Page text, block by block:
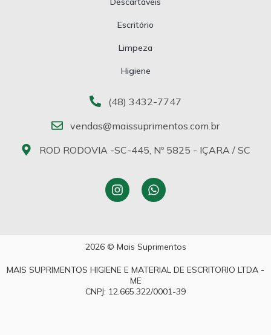
Escritório
Limpeza
Higiene
(48) 3432-7747
vendas@maissuprimentos.com.br
ROD RODOVIA -SC-445, Nº 5825 - IÇARA / SC
2026 © Mais Suprimentos
MAIS SUPRIMENTOS HIGIENE E MATERIAL DE ESCRITORIO LTDA -
ME
CNPJ: 12.665.322/0001-39